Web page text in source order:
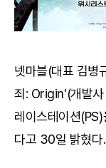
넷마블(대표 김병
죄: Origin'(개발사
레이스테이션
다고 30일 밝혔다.